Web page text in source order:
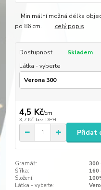
Minimální možná délka
po 86 cm. celý popis
Dostupnost
Skladem
Látka - vyberte
4,5 Kč/cm
3,7 Kč bez DPH
Přidat
Gramáž:
300
Šířka:
160
Složení:
Látka - vyberte: